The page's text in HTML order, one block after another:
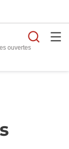
ouvertes